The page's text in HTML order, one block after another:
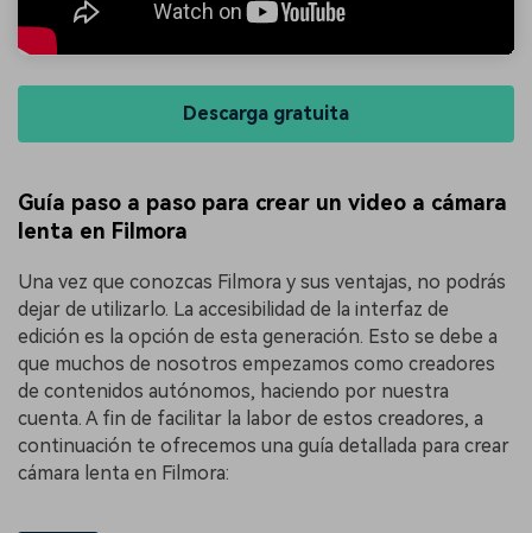
Descarga gratuita
Guía paso a paso para crear un video a cámara
lenta en Filmora
Una vez que conozcas Filmora y sus ventajas, no podrás
dejar de utilizarlo. La accesibilidad de la interfaz de
edición es la opción de esta generación. Esto se debe a
que muchos de nosotros empezamos como creadores
de contenidos autónomos, haciendo por nuestra
cuenta. A fin de facilitar la labor de estos creadores, a
continuación te ofrecemos una guía detallada para crear
cámara lenta en Filmora: